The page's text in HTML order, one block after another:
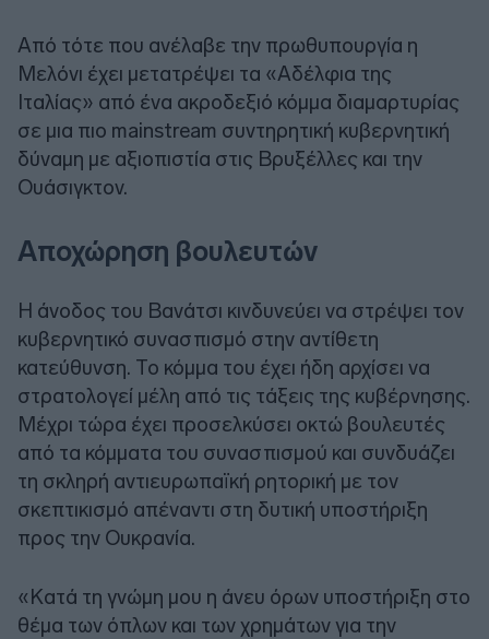
Από τότε που ανέλαβε την πρωθυπουργία η
Μελόνι έχει μετατρέψει τα «Αδέλφια της
Ιταλίας» από ένα ακροδεξιό κόμμα διαμαρτυρίας
σε μια πιο mainstream συντηρητική κυβερνητική
δύναμη με αξιοπιστία στις Βρυξέλλες και την
Ουάσιγκτον.
Αποχώρηση βουλευτών
Η άνοδος του Βανάτσι κινδυνεύει να στρέψει τον
κυβερνητικό συνασπισμό στην αντίθετη
κατεύθυνση. Το κόμμα του έχει ήδη αρχίσει να
στρατολογεί μέλη από τις τάξεις της κυβέρνησης.
Μέχρι τώρα έχει προσελκύσει οκτώ βουλευτές
από τα κόμματα του συνασπισμού και συνδυάζει
τη σκληρή αντιευρωπαϊκή ρητορική με τον
σκεπτικισμό απέναντι στη δυτική υποστήριξη
προς την Ουκρανία.
«Κατά τη γνώμη μου η άνευ όρων υποστήριξη στο
θέμα των όπλων και των χρημάτων για την